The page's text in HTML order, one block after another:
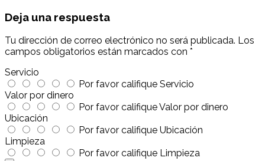
Deja una respuesta
Tu dirección de correo electrónico no será publicada. Los
campos obligatorios están marcados con *
Servicio
Por favor califique Servicio
Valor por dinero
Por favor califique Valor por dinero
Ubicación
Por favor califique Ubicación
Limpieza
Por favor califique Limpieza